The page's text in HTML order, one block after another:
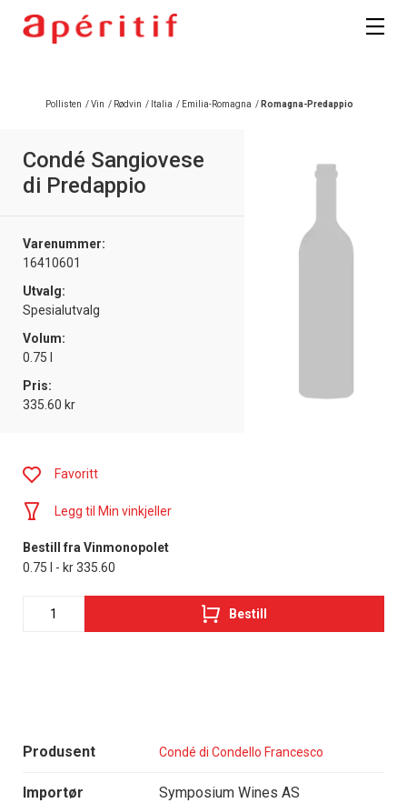
Pollisten /Vin / Rødvin / Italia / Emilia-Romagna / Romagna-Predappio
Condé Sangiovese
di Predappio
Varenummer:
16410601
Utvalg:
Spesialutvalg
Volum:
0.75 l
Pris:
335.60 kr
Produsent Condé di Condello Francesco
Importør Symposium Wines AS
Favoritt
Legg til Min vinkjeller
Bestill fra Vinmonopolet
0.75 l - kr 335.60
Bestill